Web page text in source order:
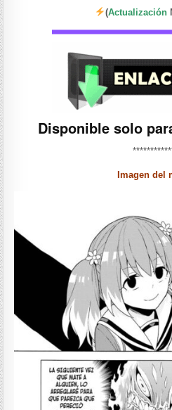
(Actualización
Disponible solo
Imagen del